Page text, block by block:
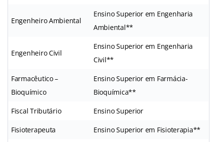
Engenheiro Ambiental
Ensino Superior em Engenharia
Ambiental**
Engenheiro Civil
Ensino Superior em Engenharia
Civil**
Farmacêutico –
Bioquímico
Ensino Superior em Farmácia-
Bioquímica**
Fiscal Tributário Ensino Superior
Fisioterapeuta Ensino Superior em Fisioterapia**